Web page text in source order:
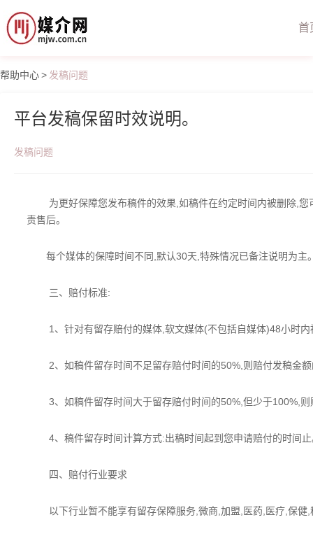
首
帮助中心> 发稿问题
平台发稿保留时效说明。
发稿问题
为更好保障您发布稿件的效果,如稿件在约定时间内被删除,
责售后。
每个媒体的保障时间不同,默认30天,特殊情况已备注说明为主
三、赔付标准:
1、针对有留存赔付的媒体,软文媒体(不包括自媒体)48小时
2、如稿件留存时间不足留存赔付时间的50%,则赔付发稿金
3、如稿件留存时间大于留存赔付时间的50%,但少于100%,
4、稿件留存时间计算方式:出稿时间起到您申请赔付的时间
四、赔付行业要求
以下行业暂不能享有留存保障服务,微商,加盟,医药,医疗,保健